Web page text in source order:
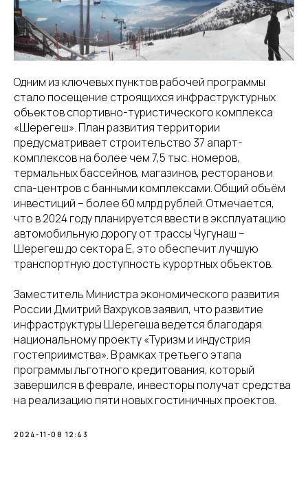
Одним из ключевых пунктов рабочей программы
стало посещение строящихся инфраструктурных
объектов спортивно-туристического комплекса
«Шерегеш». План развития территории
предусматривает строительство 37 апарт-
комплексов на более чем 7,5 тыс. номеров,
термальных бассейнов, магазинов, ресторанов и
спа-центров с банными комплексами. Общий объём
инвестиций – более 60 млрд рублей. Отмечается,
что в 2024 году планируется ввести в эксплуатацию
автомобильную дорогу от трассы Чугунаш –
Шерегеш до сектора Е, это обеспечит лучшую
транспортную доступность курортных объектов.
Заместитель Министра экономического развития
России Дмитрий Вахруков заявил, что развитие
инфраструктуры Шерегеша ведется благодаря
национальному проекту «Туризм и индустрия
гостеприимства». В рамках третьего этапа
программы льготного кредитования, который
завершился в феврале, инвесторы получат средства
на реализацию пяти новых гостиничных проектов.
2024-11-08 12:43